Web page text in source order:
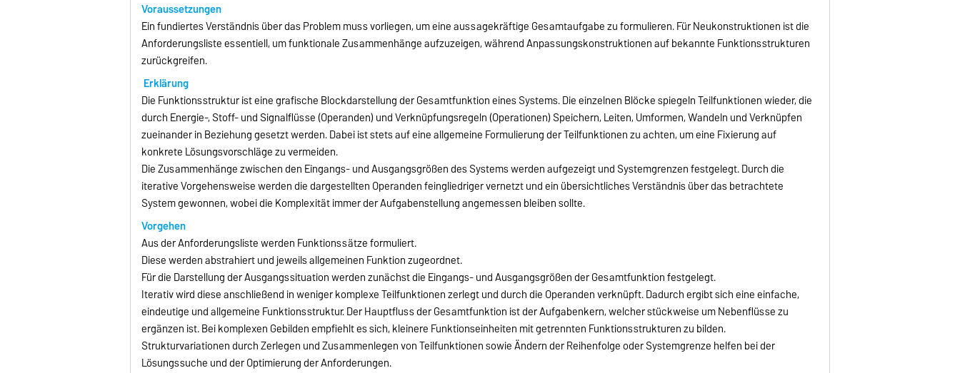
Voraussetzungen
Ein fundiertes Verständnis über das Problem muss vorliegen, um eine aussagekräftige Gesamtaufgabe zu formulieren. Für Neukonstruktionen ist die
Anforderungsliste essentiell, um funktionale Zusammenhänge aufzuzeigen, während Anpassungskonstruktionen auf bekannte Funktionsstrukturen
zurückgreifen.
Erklärung
Die Funktionsstruktur ist eine grafische Blockdarstellung der Gesamtfunktion eines Systems. Die einzelnen Blöcke spiegeln Teilfunktionen wieder, die
durch Energie-, Stoff- und Signalflüsse (Operanden) und Verknüpfungsregeln (Operationen) Speichern, Leiten, Umformen, Wandeln und Verknüpfen
zueinander in Beziehung gesetzt werden. Dabei ist stets auf eine allgemeine Formulierung der Teilfunktionen zu achten, um eine Fixierung auf
konkrete Lösungsvorschläge zu vermeiden.
Die Zusammenhänge zwischen den Eingangs- und Ausgangsgrößen des Systems werden aufgezeigt und Systemgrenzen festgelegt. Durch die
iterative Vorgehensweise werden die dargestellten Operanden feingliedriger vernetzt und ein übersichtliches Verständnis über das betrachtete
System gewonnen, wobei die Komplexität immer der Aufgabenstellung angemessen bleiben sollte.
Vorgehen
Aus der Anforderungsliste werden Funktionssätze formuliert.
Diese werden abstrahiert und jeweils allgemeinen Funktion zugeordnet.
Für die Darstellung der Ausgangssituation werden zunächst die Eingangs- und Ausgangsgrößen der Gesamtfunktion festgelegt.
Iterativ wird diese anschließend in weniger komplexe Teilfunktionen zerlegt und durch die Operanden verknüpft. Dadurch ergibt sich eine einfache,
eindeutige und allgemeine Funktionsstruktur. Der Hauptfluss der Gesamtfunktion ist der Aufgabenkern, welcher stückweise um Nebenflüsse zu
ergänzen ist. Bei komplexen Gebilden empfiehlt es sich, kleinere Funktionseinheiten mit getrennten Funktionsstrukturen zu bilden.
Strukturvariationen durch Zerlegen und Zusammenlegen von Teilfunktionen sowie Ändern der Reihenfolge oder Systemgrenze helfen bei der
Lösungssuche und der Optimierung der Anforderungen.